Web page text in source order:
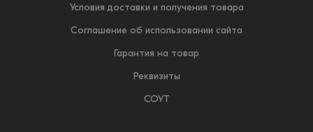
Условия доставки и получения товара
Соглашение об использовании сайта
Гарантия на товар
Реквизиты
СОУТ